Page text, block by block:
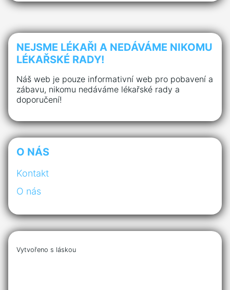
NEJSME LÉKAŘI A NEDÁVÁME NIKOMU
LÉKAŘSKÉ RADY!
Náš web je pouze informativní web pro pobavení a
zábavu, nikomu nedáváme lékařské rady a
doporučení!
O NÁS
Kontakt
O nás
Vytvořeno s láskou